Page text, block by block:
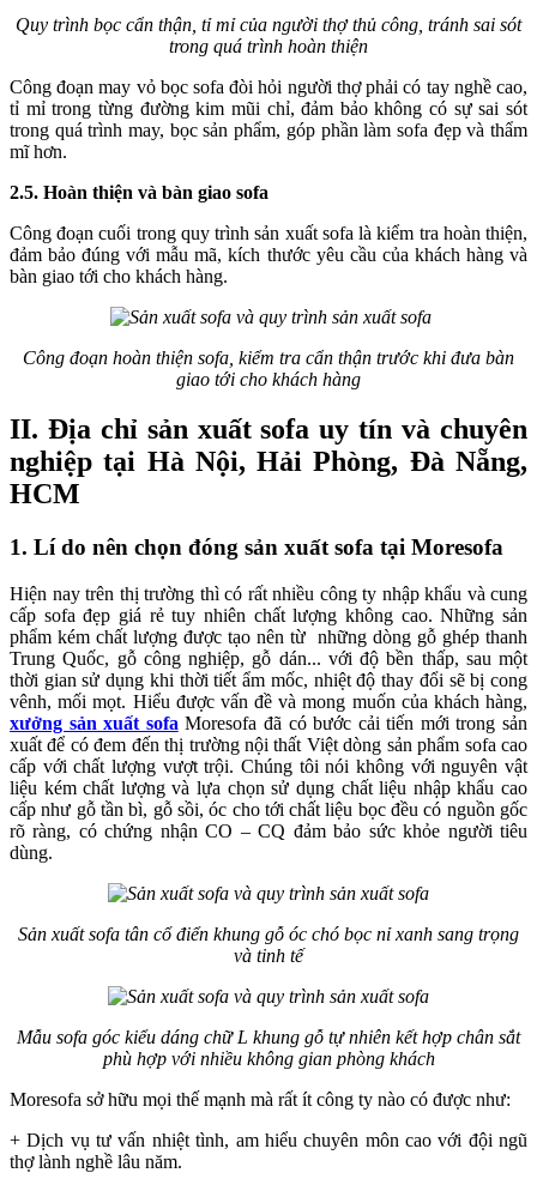
Quy trình bọc cẩn thận, tỉ mỉ của người thợ thủ công, tránh sai sót
trong quá trình hoàn thiện
Công đoạn may vỏ bọc sofa đòi hỏi người thợ phải có tay nghề cao,
tỉ mỉ trong từng đường kim mũi chỉ, đảm bảo không có sự sai sót
trong quá trình may, bọc sản phẩm, góp phần làm sofa đẹp và thẩm
mĩ hơn.
2.5. Hoàn thiện và bàn giao sofa
Công đoạn cuối trong quy trình sản xuất sofa là kiểm tra hoàn thiện,
đảm bảo đúng với mẫu mã, kích thước yêu cầu của khách hàng và
bàn giao tới cho khách hàng.
Công đoạn hoàn thiện sofa, kiểm tra cẩn thận trước khi đưa bàn
giao tới cho khách hàng
II. Địa chỉ sản xuất sofa uy tín và chuyên
nghiệp tại Hà Nội, Hải Phòng, Đà Nẵng,
HCM
1. Lí do nên chọn đóng sản xuất sofa tại Moresofa
Hiện nay trên thị trường thì có rất nhiều công ty nhập khẩu và cung
cấp sofa đẹp giá rẻ tuy nhiên chất lượng không cao. Những sản
phẩm kém chất lượng được tạo nên từ những dòng gỗ ghép thanh
Trung Quốc, gỗ công nghiệp, gỗ dán... với độ bền thấp, sau một
thời gian sử dụng khi thời tiết ẩm mốc, nhiệt độ thay đổi sẽ bị cong
vênh, mối mọt. Hiểu được vấn đề và mong muốn của khách hàng,
xưởng sản xuất sofa Moresofa đã có bước cải tiến mới trong sản
xuất để có đem đến thị trường nội thất Việt dòng sản phẩm sofa cao
cấp với chất lượng vượt trội. Chúng tôi nói không với nguyên vật
liệu kém chất lượng và lựa chọn sử dụng chất liệu nhập khẩu cao
cấp như gỗ tần bì, gỗ sồi, óc cho tới chất liệu bọc đều có nguồn gốc
rõ ràng, có chứng nhận CO – CQ đảm bảo sức khỏe người tiêu
dùng.
Sản xuất sofa tân cổ điển khung gỗ óc chó bọc nỉ xanh sang trọng
và tinh tế
Mẫu sofa góc kiểu dáng chữ L khung gỗ tự nhiên kết hợp chân sắt
phù hợp với nhiều không gian phòng khách
Moresofa sở hữu mọi thế mạnh mà rất ít công ty nào có được như:
+ Dịch vụ tư vấn nhiệt tình, am hiểu chuyên môn cao với đội ngũ
thợ lành nghề lâu năm.